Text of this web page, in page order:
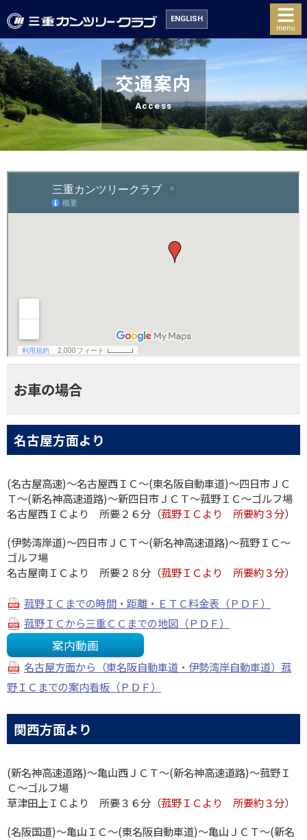
ENGLISH
交通案内
Access
お車の場合
名古屋方面より
(名古屋高速)～名古屋西ＩＣ～(東名阪自動車道)～四日市ＪＣ
Ｔ～(新名神高速道路)～新四日市ＪＣＴ～菰野ＩＣ～ゴルフ場
名古屋西ＩＣより 所要２６分（菰野ＩＣより 所要約３分）
(伊勢湾岸道)～四日市ＪＣＴ～(新名神高速道路)～菰野ＩＣ～
ゴルフ場
名古屋南ＩＣより 所要２８分（菰野ＩＣより 所要約３分）
菰野ＩＣまでの時間・距離・ＥＴＣ料金表（ＰＤＦ）
菰野ＩＣから三重ＣＣまでの地図（ＰＤＦ）
案内動画
名古屋方面から（東名阪自動車道・伊勢湾岸自動車道）菰
野ＩＣまでの案内看板（ＰＤＦ）
関西方面より
(新名神高速道路)～亀山西ＪＣＴ～(新名神高速道路)～菰野Ｉ
Ｃ～ゴルフ場
草津田上ＩＣより 所要３６分（菰野ＩＣより 所要約３分）
(名阪国道)～亀山ＩＣ～(東名阪自動車道)～亀山ＪＣＴ～(新名